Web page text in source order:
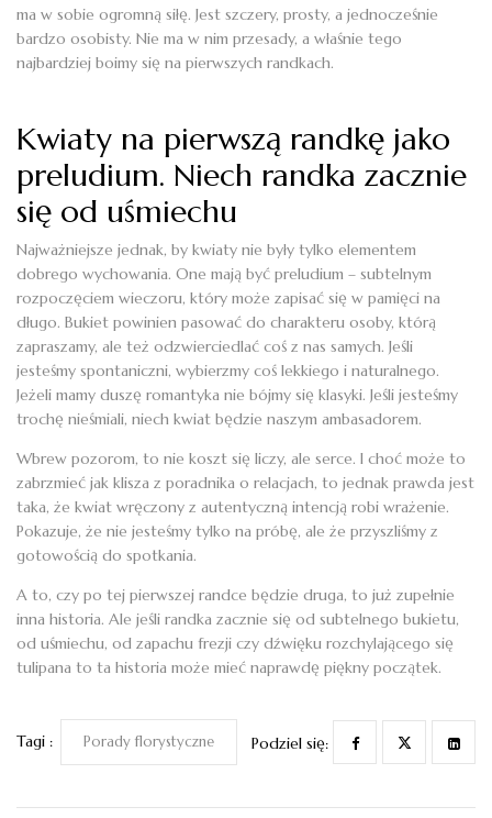
ma w sobie ogromną siłę. Jest szczery, prosty, a jednocześnie
bardzo osobisty. Nie ma w nim przesady, a właśnie tego
najbardziej boimy się na pierwszych randkach.
Kwiaty na pierwszą randkę jako
preludium. Niech randka zacznie
się od uśmiechu
Najważniejsze jednak, by kwiaty nie były tylko elementem
dobrego wychowania. One mają być preludium – subtelnym
rozpoczęciem wieczoru, który może zapisać się w pamięci na
długo. Bukiet powinien pasować do charakteru osoby, którą
zapraszamy, ale też odzwierciedlać coś z nas samych. Jeśli
jesteśmy spontaniczni, wybierzmy coś lekkiego i naturalnego.
Jeżeli mamy duszę romantyka nie bójmy się klasyki. Jeśli jesteśmy
trochę nieśmiali, niech kwiat będzie naszym ambasadorem.
Wbrew pozorom, to nie koszt się liczy, ale serce. I choć może to
zabrzmieć jak klisza z poradnika o relacjach, to jednak prawda jest
taka, że kwiat wręczony z autentyczną intencją robi wrażenie.
Pokazuje, że nie jesteśmy tylko na próbę, ale że przyszliśmy z
gotowością do spotkania.
A to, czy po tej pierwszej randce będzie druga, to już zupełnie
inna historia. Ale jeśli randka zacznie się od subtelnego bukietu,
od uśmiechu, od zapachu frezji czy dźwięku rozchylającego się
tulipana to ta historia może mieć naprawdę piękny początek.
Tagi : Porady florystyczne Podziel się: